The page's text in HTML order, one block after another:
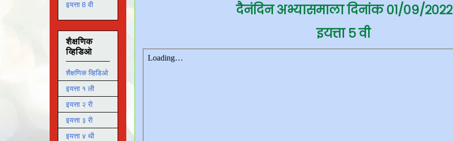
दैनंदिन अभ्यासमाला दिनांक ०१/०९/२०२२
इयत्ता ५ वी
इयत्ता 8 वी
शैक्षणिक
व्हिडिओ
शैक्षणिक व्हिडिओ
इयत्ता १ ली
इयत्ता २ री
इयत्ता ३ री
इयत्ता ४ थी